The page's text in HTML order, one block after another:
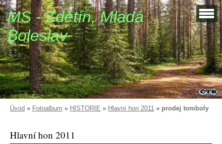
MS - Zdětín, Mladá
Boleslav
Úvod » Fotoalbum » HISTORIE » Hlavní hon 2011 » prodej tomboly
Hlavní hon 2011